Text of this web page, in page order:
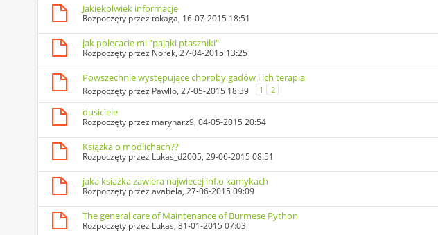
Jakiekolwiek informacje
Rozpoczęty przez tokaga, 16-07-2015 18:51
jak polecacie mi "pająki ptaszniki"
Rozpoczęty przez Norek, 27-04-2015 13:25
Powszechnie występujące choroby gadów i ich terapia
Rozpoczęty przez Pawllo, 27-05-2015 18:39 1 2
dusiciele
Rozpoczęty przez marynarz9, 04-05-2015 20:54
Książka o modlichach??
Rozpoczęty przez Lukas_d2005, 29-06-2015 08:51
jaka ksiażka zawiera najwiecej inf.o kamykach
Rozpoczęty przez avabela, 27-06-2015 09:09
The general care of Maintenance of Burmese Python
Rozpoczęty przez Lukas, 31-01-2015 07:03